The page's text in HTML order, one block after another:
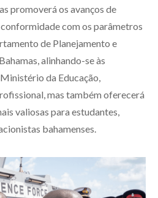
promoverá os avanços de
com os parâmetros
de Planejamento e
alinhando-se às
da Educação,
mas também oferecerá
valiosas para estudantes,
bahamenses.